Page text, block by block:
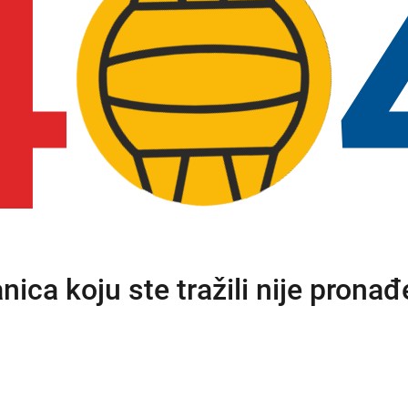
koju ste tražili nije